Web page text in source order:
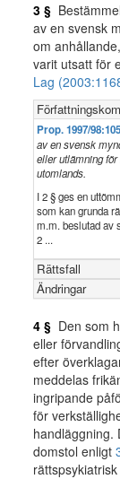
3 §
av en svensk
om
varit utsatt för
Lag
Prop. 1997/98:105
av en svensk
eller utlämning
utomlands.
I 2 § ges en
som kan grunda
m.m. beslutad av
2 ...
Rättsfall
Ändringar
4 § Den som
eller
efter
meddelas
ingripande
för
handläggning.
domstol enligt